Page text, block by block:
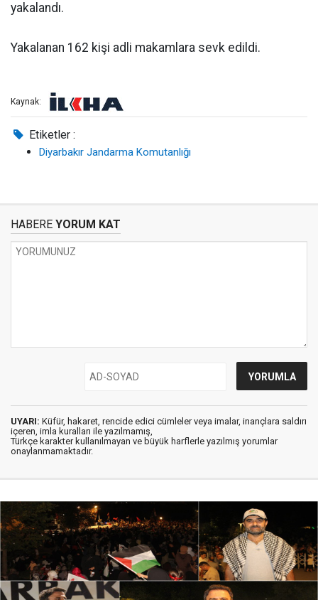
yakalandı.
Yakalanan 162 kişi adli makamlara sevk edildi.
Kaynak:
Etiketler :
Diyarbakır Jandarma Komutanlığı
HABERE YORUM KAT
UYARI: Küfür, hakaret, rencide edici cümleler veya imalar, inançlara saldırı
içeren, imla kuralları ile yazılmamış,
Türkçe karakter kullanılmayan ve büyük harflerle yazılmış yorumlar
onaylanmamaktadır.